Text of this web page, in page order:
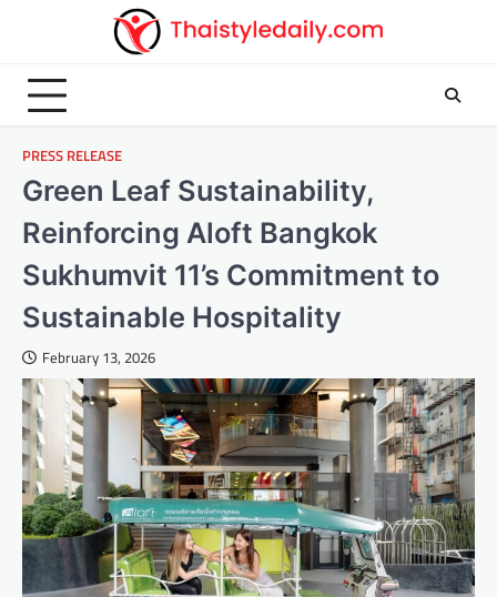
PRESS RELEASE
Green Leaf Sustainability,
Reinforcing Aloft Bangkok
Sukhumvit 11’s Commitment to
Sustainable Hospitality
February 13, 2026